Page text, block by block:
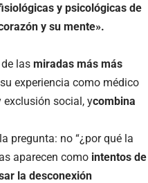
y psicológicas de
y su mente».
las miradas más más
experiencia como médico
exclusión social, ycombina
pregunta: no “¿por qué la
aparecen como intentos de
la desconexión